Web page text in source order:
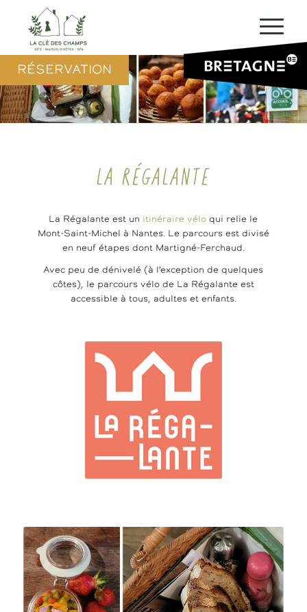
RÉSERVATION
LA RÉGALANTE
La Régalante est un itinéraire vélo qui relie le
Mont-Saint-Michel à Nantes. Le parcours est divisé
en neuf étapes dont Martigné-Ferchaud.
Avec peu de dénivelé (à l’exception de quelques
côtes), le parcours vélo de La Régalante est
accessible à tous, adultes et enfants.